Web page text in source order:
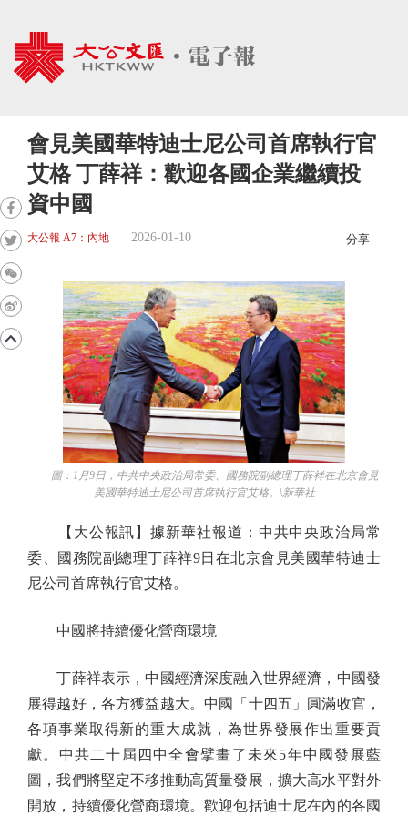
會見美國華特迪士尼公司首席執行官
艾格 丁薛祥：歡迎各國企業繼續投
資中國
大公報 A7：內地 2026-01-10 分享
圖：1月9日，中共中央政治局常委、國務院副總理丁薛祥在北京會見
美國華特迪士尼公司首席執行官艾格。\新華社
【大公報訊】據新華社報道：中共中央政治局常
委、國務院副總理丁薛祥9日在北京會見美國華特迪士
尼公司首席執行官艾格。
中國將持續優化營商環境
丁薛祥表示，中國經濟深度融入世界經濟，中國發
展得越好，各方獲益越大。中國「十四五」圓滿收官，
各項事業取得新的重大成就，為世界發展作出重要貢
獻。中共二十屆四中全會擘畫了未來5年中國發展藍
圖，我們將堅定不移推動高質量發展，擴大高水平對外
開放，持續優化營商環境。歡迎包括迪士尼在內的各國